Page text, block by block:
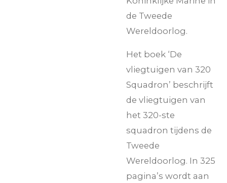
de Tweede
Wereldoorlog.
Het boek ‘De
vliegtuigen van 320
Squadron’ beschrijft
de vliegtuigen van
het 320-ste
squadron tijdens de
Tweede
Wereldoorlog. In 325
pagina’s wordt aan